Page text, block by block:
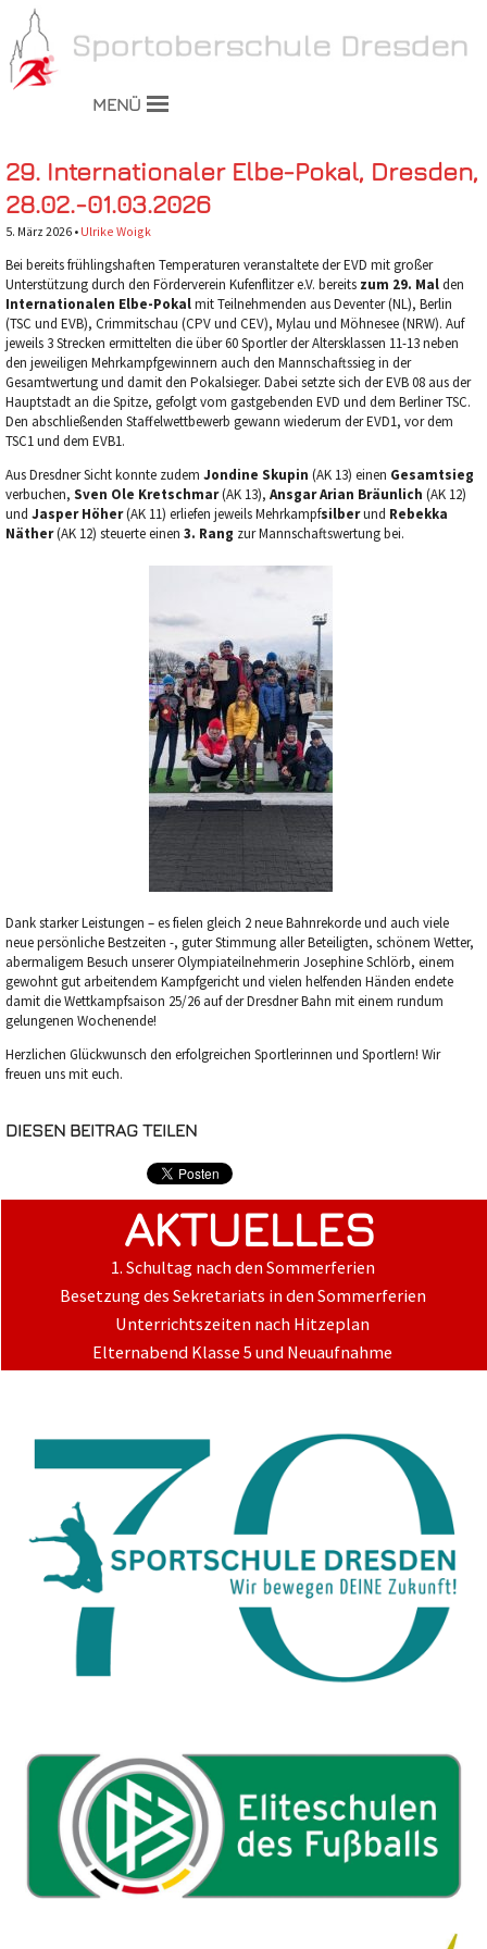
MENÜ
29. Internationaler Elbe-Pokal, Dresden,
28.02.-01.03.2026
5. März 2026 • Ulrike Woigk
Bei bereits frühlingshaften Temperaturen veranstaltete der EVD mit großer
Unterstützung durch den Förderverein Kufenflitzer e.V. bereits zum 29. Malden
Internationalen Elbe-Pokalmit Teilnehmenden aus Deventer (NL), Berlin
(TSC und EVB), Crimmitschau (CPV und CEV), Mylau und Möhnesee (NRW). Auf
jeweils 3 Strecken ermittelten die über 60 Sportler der Altersklassen 11-13 neben
den jeweiligen Mehrkampfgewinnern auch den Mannschaftssieg in der
Gesamtwertung und damit den Pokalsieger. Dabei setzte sich der EVB 08 aus der
Hauptstadt an die Spitze, gefolgt vom gastgebenden EVD und dem Berliner TSC.
Den abschließenden Staffelwettbewerb gewann wiederum der EVD1, vor dem
TSC1 und dem EVB1.
Aus Dresdner Sicht konnte zudem Jondine Skupin (AK 13) einen Gesamtsieg
verbuchen, Sven Ole Kretschmar(AK 13), Ansgar Arian Bräunlich (AK 12)
und Jasper Höher(AK 11) erliefen jeweils Mehrkampfsilberund Rebekka
Näther(AK 12) steuerte einen 3. Rang zur Mannschaftswertung bei.
Dank starker Leistungen – es fielen gleich 2 neue Bahnrekorde und auch viele
neue persönliche Bestzeiten -, guter Stimmung aller Beteiligten, schönem Wetter,
abermaligem Besuch unserer Olympiateilnehmerin Josephine Schlörb, einem
gewohnt gut arbeitendem Kampfgericht und vielen helfenden Händen endete
damit die Wettkampfsaison 25/26 auf der Dresdner Bahn mit einem rundum
gelungenen Wochenende!
Herzlichen Glückwunsch den erfolgreichen Sportlerinnen und Sportlern! Wir
freuen uns mit euch.
DIESEN BEITRAG TEILEN
AKTUELLES
1. Schultag nach den Sommerferien
Besetzung des Sekretariats in den Sommerferien
Unterrichtszeiten nach Hitzeplan
Elternabend Klasse 5 und Neuaufnahme